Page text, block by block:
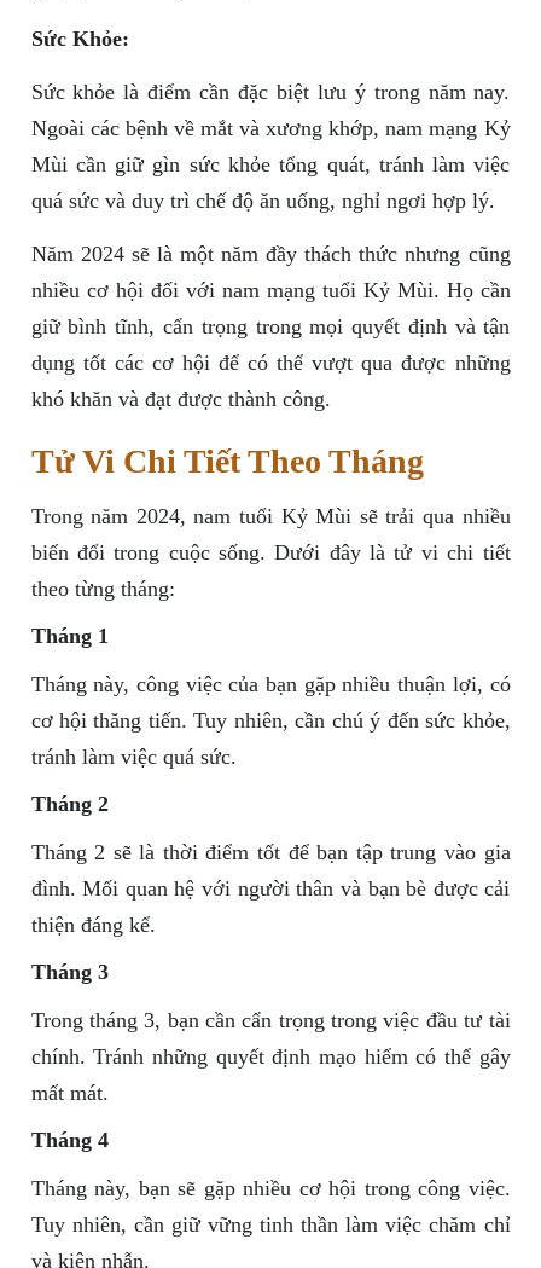
Sức Khỏe:
Sức khỏe là điểm cần đặc biệt lưu ý trong năm nay.
Ngoài các bệnh về mắt và xương khớp, nam mạng Kỷ
Mùi cần giữ gìn sức khỏe tổng quát, tránh làm việc
quá sức và duy trì chế độ ăn uống, nghỉ ngơi hợp lý.
Năm 2024 sẽ là một năm đầy thách thức nhưng cũng
nhiều cơ hội đối với nam mạng tuổi Kỷ Mùi. Họ cần
giữ bình tĩnh, cẩn trọng trong mọi quyết định và tận
dụng tốt các cơ hội để có thể vượt qua được những
khó khăn và đạt được thành công.
Tử Vi Chi Tiết Theo Tháng
Trong năm 2024, nam tuổi Kỷ Mùi sẽ trải qua nhiều
biến đổi trong cuộc sống. Dưới đây là tử vi chi tiết
theo từng tháng:
Tháng 1
Tháng này, công việc của bạn gặp nhiều thuận lợi, có
cơ hội thăng tiến. Tuy nhiên, cần chú ý đến sức khỏe,
tránh làm việc quá sức.
Tháng 2
Tháng 2 sẽ là thời điểm tốt để bạn tập trung vào gia
đình. Mối quan hệ với người thân và bạn bè được cải
thiện đáng kể.
Tháng 3
Trong tháng 3, bạn cần cẩn trọng trong việc đầu tư tài
chính. Tránh những quyết định mạo hiểm có thể gây
mất mát.
Tháng 4
Tháng này, bạn sẽ gặp nhiều cơ hội trong công việc.
Tuy nhiên, cần giữ vững tinh thần làm việc chăm chỉ
và kiên nhẫn.